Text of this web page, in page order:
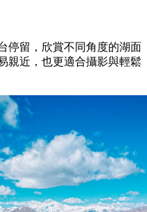
停留，欣賞不同角度的湖面
親近，也更適合攝影與輕鬆